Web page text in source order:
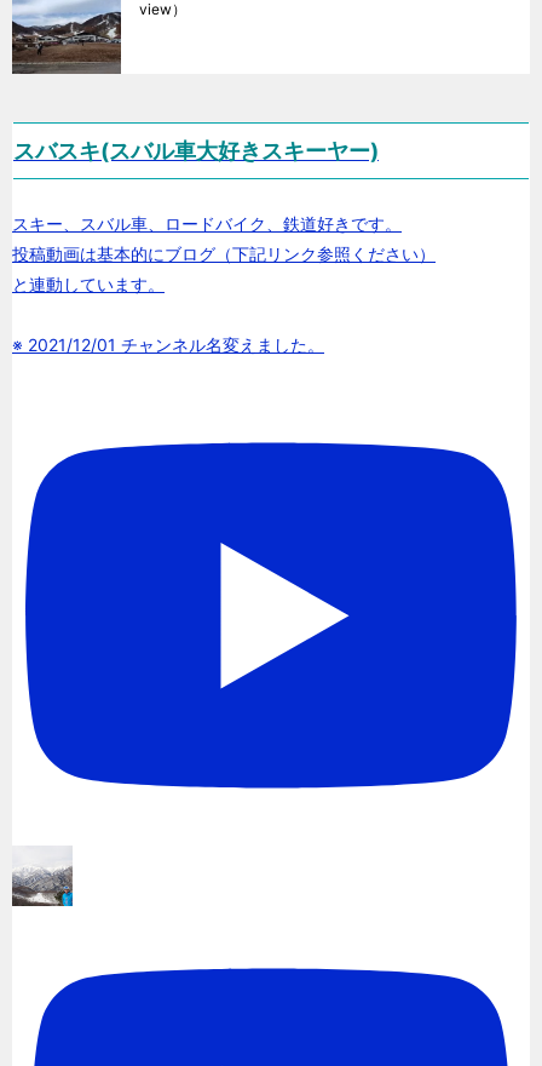
view）
スバスキ(スバル車大好きスキーヤー)
スキー、スバル車、ロードバイク、鉄道好きです。
投稿動画は基本的にブログ（下記リンク参照ください）
と連動しています。
※ 2021/12/01 チャンネル名変えました。